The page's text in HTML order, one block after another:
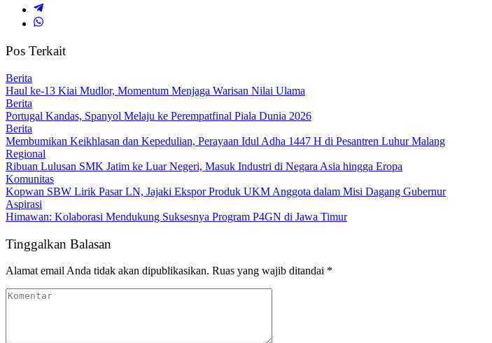
Pos Terkait
Berita
Haul ke-13 Kiai Mudlor, Momentum Menjaga Warisan Nilai Ulama
Berita
Portugal Kandas, Spanyol Melaju ke Perempatfinal Piala Dunia 2026
Berita
Membumikan Keikhlasan dan Kepedulian, Perayaan Idul Adha 1447 H di Pesantren Luhur Malang
Regional
Ribuan Lulusan SMK Jatim ke Luar Negeri, Masuk Industri di Negara Asia hingga Eropa
Komunitas
Kopwan SBW Lirik Pasar LN, Jajaki Ekspor Produk UKM Anggota dalam Misi Dagang Gubernur
Aspirasi
Himawan: Kolaborasi Mendukung Suksesnya Program P4GN di Jawa Timur
Tinggalkan Balasan
Alamat email Anda tidak akan dipublikasikan. Ruas yang wajib ditandai *